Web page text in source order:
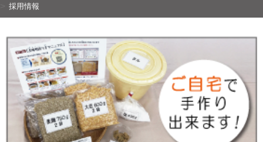
採用情報